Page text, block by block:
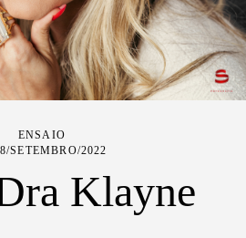
ENSAIO
SETEMBRO/2022
Klayne